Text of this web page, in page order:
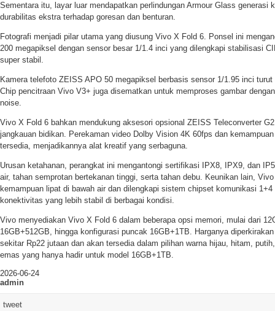
Sementara itu, layar luar mendapatkan perlindungan Armour Glass generasi
durabilitas ekstra terhadap goresan dan benturan.
Fotografi menjadi pilar utama yang diusung Vivo X Fold 6. Ponsel ini
200 megapiksel dengan sensor besar 1/1.4 inci yang dilengkapi stabilisasi
super stabil.
Kamera telefoto ZEISS APO 50 megapiksel berbasis sensor 1/1.95 inci
Chip pencitraan Vivo V3+ juga disematkan untuk memproses gambar
noise.
Vivo X Fold 6 bahkan mendukung aksesori opsional ZEISS Teleconverter
jangkauan bidikan. Perekaman video Dolby Vision 4K 60fps dan
tersedia, menjadikannya alat kreatif yang serbaguna.
Urusan ketahanan, perangkat ini mengantongi sertifikasi IPX8, IPX9, dan
air, tahan semprotan bertekanan tinggi, serta tahan debu. Keunikan lain,
kemampuan lipat di bawah air dan dilengkapi sistem chipset komunikasi
konektivitas yang lebih stabil di berbagai kondisi.
Vivo menyediakan Vivo X Fold 6 dalam beberapa opsi memori, mulai dari
16GB+512GB, hingga konfigurasi puncak 16GB+1TB. Harganya
sekitar Rp22 jutaan dan akan tersedia dalam pilihan warna hijau, hitam,
emas yang hanya hadir untuk model 16GB+1TB.
2026-06-24
admin
tweet